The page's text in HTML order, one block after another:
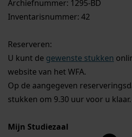
Archiefnummer: 1295-BD
Inventarisnummer: 42
Reserveren:
U kunt de gewenste stukken
website van het WFA.
Op de aangegeven
stukken om 9.30 uur voor u klaar.
Mijn Studiezaal